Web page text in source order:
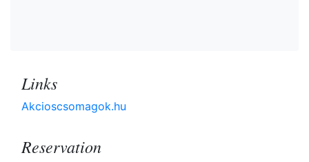
Links
Akcioscsomagok.hu
Reservation